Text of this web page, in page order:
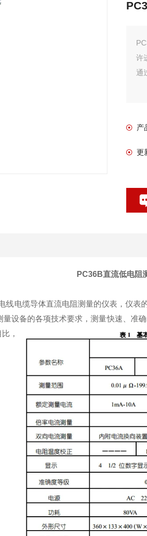
许
通
产
更
PC36B直流低电阻
线电缆导体直流电阻测量的仪表，仪
设备的各项技术要求，测量快速、准
，